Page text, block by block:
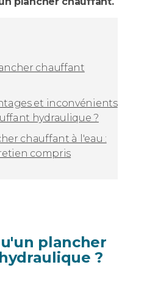
chauffant
et inconvénients
hydraulique ?
chauffant à l'eau :
compris
plancher
?